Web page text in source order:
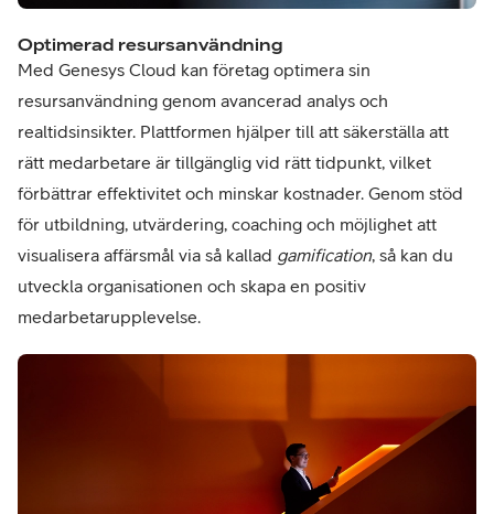
Optimerad resursanvändning
Med Genesys Cloud kan företag optimera sin
resursanvändning genom avancerad analys och
realtidsinsikter. Plattformen hjälper till att säkerställa att
rätt medarbetare är tillgänglig vid rätt tidpunkt, vilket
förbättrar effektivitet och minskar kostnader. Genom stöd
för utbildning, utvärdering, coaching och möjlighet att
visualisera affärsmål via så kallad gamification, så kan du
utveckla organisationen och skapa en positiv
medarbetarupplevelse.